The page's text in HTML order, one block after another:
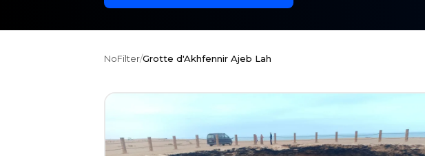
NoFilter/Grotte d'Akhfennir Ajeb Lah